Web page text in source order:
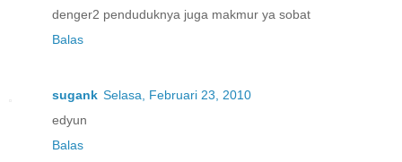
denger2 penduduknya juga makmur ya sobat
Balas
sugank Selasa, Februari 23, 2010
edyun
Balas